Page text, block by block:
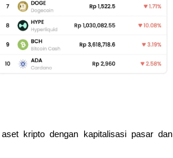
kripto dengan kapitalisasi pasar dan